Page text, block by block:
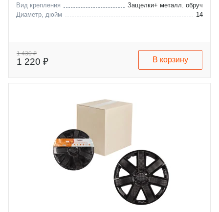
Вид крепления
Защелки+ металл. обруч
Диаметр, дюйм
14
1 430 ₽
1 220 ₽ В корзину